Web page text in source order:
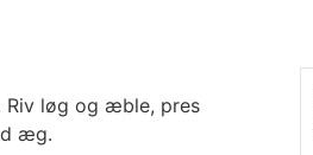
Riv løg og æble, pres
æg.